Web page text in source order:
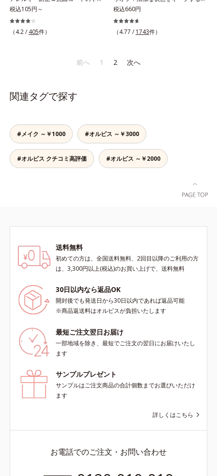
かさと指通りに。朝の寝ぐせ直しに
もおすすめです。* 18-MEA類似成
分（セテアラミドエチルジエトニウ
ム加水分解コメタンパク）配合＝毛
しさ設計。短いまつげもクルンとカ
ール。まぶたの丸み、目の幅を徹底
研究したオリジナルフレーム。くる
た。金属アレルギー防止＆抗菌コー
税込105円～
（4.2 / 405件）
フ専用のクリーナー。パフの汚れを
1度洗いでしっかり落とすクリーナ
ーです。液状だからパフのすみずみ
がパフに残る心配がありません。ま
税込660円
（4.77 / 1743件）
前へ 1 2 次へ
関連タグで探す
#メイク ～￥1000 #オルビス ～￥3000
#オルビス クチコミ高評価 #オルビス ～￥2000
送料無料
初めての方は、全国送料無料、2回目以降のご利用の方
は、3,300円以上(税込)のお買い上げで、送料無料
30日以内なら返品OK
開封後でも発送日から30日以内であれば返品可能
※商品返送料はオルビスが負担いたします
最短ご注文翌日お届け
一部地域を除き、最短でご注文の翌日にお届けいたし
ます
サンプルプレゼント
サンプルはご注文商品の合計個数までお選びいただけ
ます
詳しくはこちら
お電話でのご注文・お問い合わせ